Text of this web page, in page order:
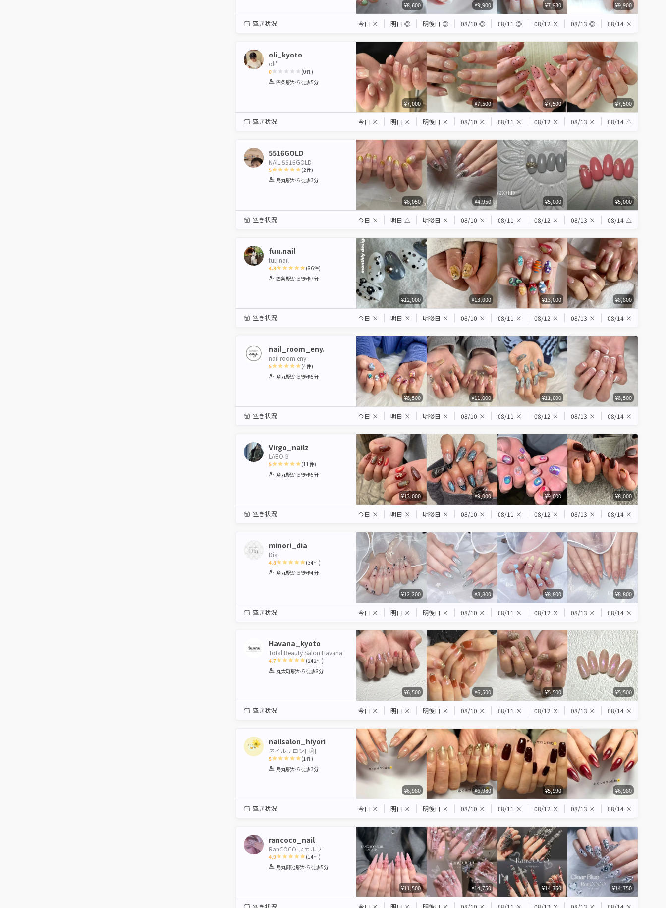
¥8,600 ¥9,900 ¥7,930 ¥9,900
空き状況 今日 × 明日 ◎ 明後日 ◎ 08/10 ◎ 08/11 ◎ 08/12 × 08/13 ◎ 08/14 ×
oli_kyoto
oli'
0
1 2 3 4 5
(0件)
四条駅から徒歩5分
¥7,000 ¥7,500 ¥7,500 ¥7,500
空き状況 今日 × 明日 × 明後日 × 08/10 × 08/11 × 08/12 × 08/13 × 08/14 △
5516GOLD
NAIL 5516GOLD
5
1 2 3 4 5
(2件)
烏丸駅から徒歩3分
¥6,050 ¥4,950 ¥5,000 ¥5,000
空き状況 今日 × 明日 △ 明後日 × 08/10 × 08/11 × 08/12 × 08/13 × 08/14 △
fuu.nail
fuu.nail
4.8
1 2 3 4 5
(86件)
四条駅から徒歩7分
¥12,000 ¥13,000 ¥13,000 ¥8,800
空き状況 今日 × 明日 × 明後日 × 08/10 × 08/11 × 08/12 × 08/13 × 08/14 ×
nail_room_eny.
nail room eny.
5
1 2 3 4 5
(4件)
烏丸駅から徒歩5分
¥8,500 ¥11,000 ¥11,000 ¥8,500
空き状況 今日 × 明日 × 明後日 × 08/10 × 08/11 × 08/12 × 08/13 × 08/14 ×
Virgo_nailz
LABO-9
5
1 2 3 4 5
(11 件)
烏丸駅から徒歩5分
¥13,000 ¥9,000 ¥9,000 ¥8,000
空き状況 今日 × 明日 × 明後日 × 08/10 × 08/11 × 08/12 × 08/13 × 08/14 ×
minori_dia
Dia.
4.8
1 2 3 4 5
(34件)
烏丸駅から徒歩4分
¥12,200 ¥8,800 ¥8,800 ¥8,800
空き状況 今日 × 明日 × 明後日 × 08/10 × 08/11 × 08/12 × 08/13 × 08/14 ×
Havana_kyoto
Total Beauty Salon Havana
4.7
1 2 3 4 5
(242件)
丸太町駅から徒歩8分
¥6,500 ¥6,500 ¥5,500 ¥5,500
空き状況 今日 × 明日 × 明後日 × 08/10 × 08/11 × 08/12 × 08/13 × 08/14 ×
nailsalon_hiyori
ネイルサロン日和
5
1 2 3 4 5
(1 件)
烏丸駅から徒歩3分
¥6,980 ¥6,980 ¥5,990 ¥6,980
空き状況 今日 × 明日 × 明後日 × 08/10 × 08/11 × 08/12 × 08/13 × 08/14 ×
rancoco_nail
RanCOCO-スカルプ
4.9
1 2 3 4 5
(14件)
烏丸御池駅から徒歩5分
¥11,500 ¥14,750 ¥14,750 ¥14,750
空き状況